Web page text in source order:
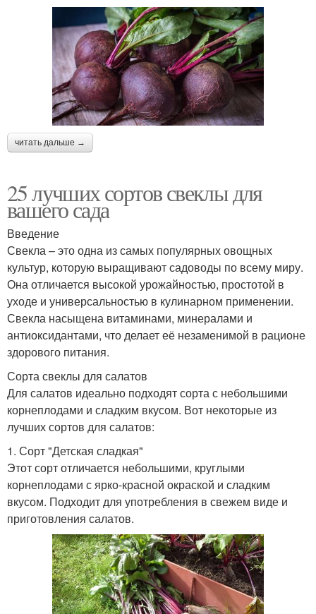
читать дальше →
25 лучших сортов свеклы для
вашего сада
Введение
Свекла – это одна из самых популярных овощных
культур, которую выращивают садоводы по всему миру.
Она отличается высокой урожайностью, простотой в
уходе и универсальностью в кулинарном применении.
Свекла насыщена витаминами, минералами и
антиоксидантами, что делает её незаменимой в рационе
здорового питания.
Сорта свеклы для салатов
Для салатов идеально подходят сорта с небольшими
корнеплодами и сладким вкусом. Вот некоторые из
лучших сортов для салатов:
1. Сорт "Детская сладкая"
Этот сорт отличается небольшими, круглыми
корнеплодами с ярко-красной окраской и сладким
вкусом. Подходит для употребления в свежем виде и
приготовления салатов.